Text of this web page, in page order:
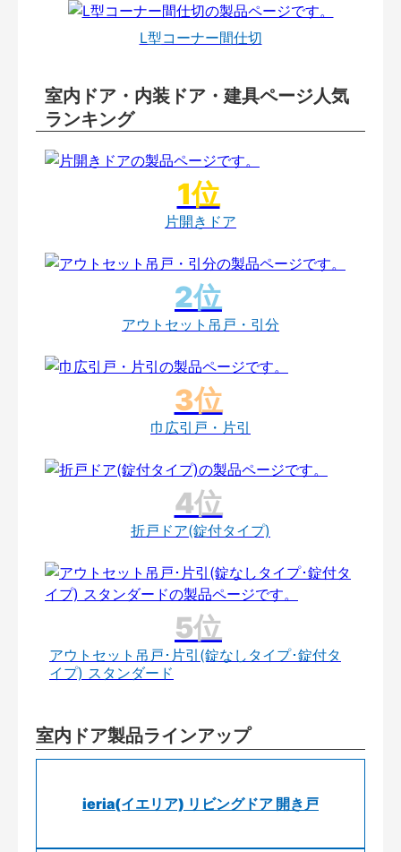
L型コーナー間仕切
室内ドア・内装ドア・建具ページ人気
ランキング
片開きドア
アウトセット吊戸・引分
巾広引戸・片引
折戸ドア(錠付タイプ)
アウトセット吊戸･片引(錠なしタイプ･錠付タ
イプ) スタンダード
室内ドア製品ラインアップ
ieria(イエリア) リビングドア 開き戸